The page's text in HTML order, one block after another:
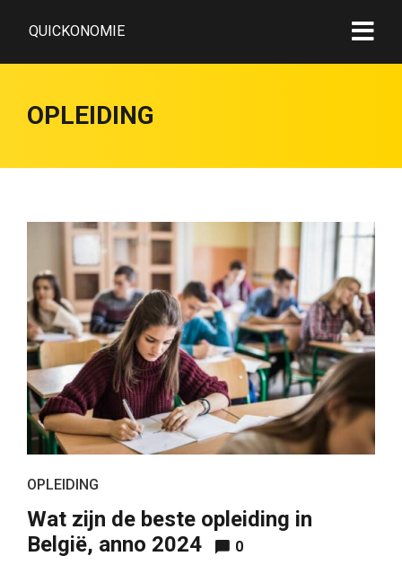
QUICKONOMIE
OPLEIDING
OPLEIDING
Wat zijn de beste opleiding in
België, anno 2024
0